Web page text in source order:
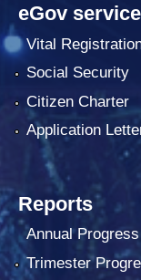
eGov
Vital
Social Security
Citizen Charter
Application
Reports
Annual
Trimester